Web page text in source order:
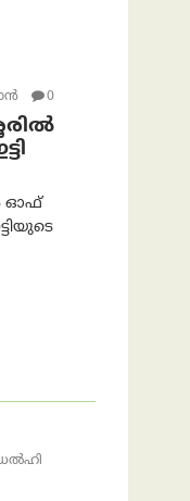
0
ഓഫ്